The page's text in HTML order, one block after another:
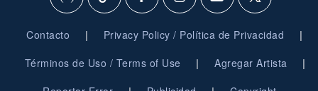
Contacto | Privacy Policy / Política de Privacidad |
Términos de Uso / Terms of Use | Agregar Artista |